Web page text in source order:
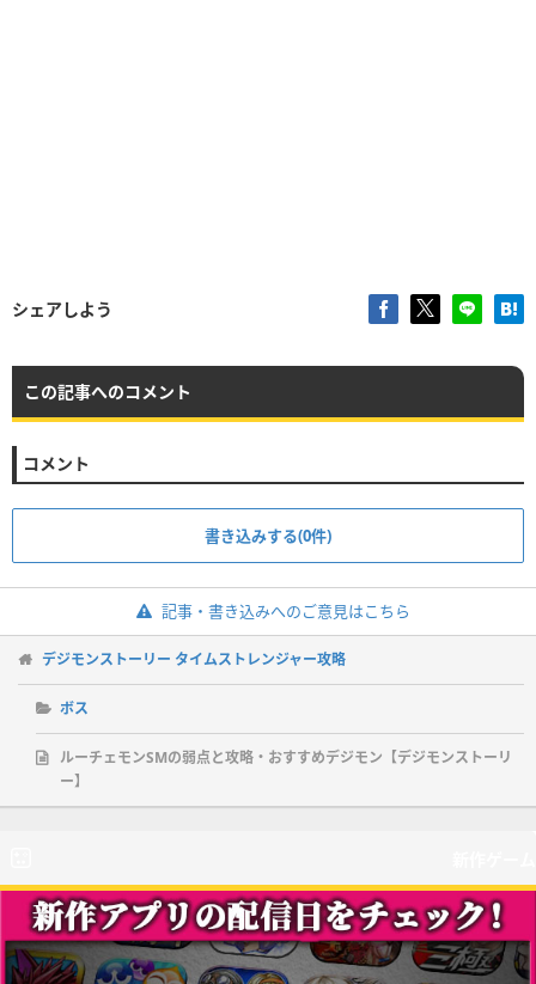
シェアしよう
この記事へのコメント
コメント
書き込みする(0件)
記事・書き込みへのご意見はこちら
デジモンストーリー タイムストレンジャー攻略
ボス
ルーチェモンSMの弱点と攻略・おすすめデジモン【デジモンストーリ
ー】